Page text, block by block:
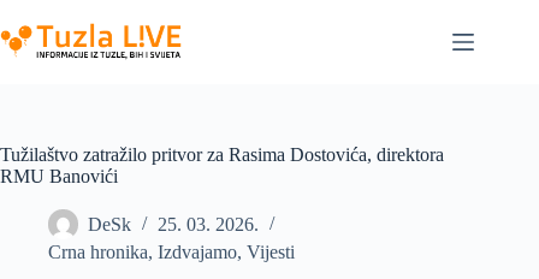
to
content
Tužilaštvo zatražilo pritvor za Rasima Dostovića, direktora
RMU Banovići
DeSk
25. 03. 2026.
Crna hronika, Izdvajamo, Vijesti